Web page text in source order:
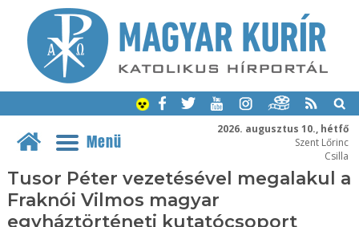
2026. augusztus 10., hétfő
Szent Lőrinc
Csilla
Menü
Tusor Péter vezetésével megalakul a
Fraknói Vilmos magyar
egyháztörténeti kutatócsoport